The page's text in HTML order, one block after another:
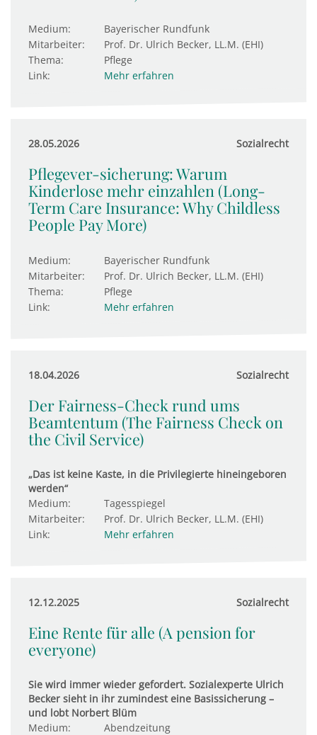
Medium:
Bayerischer Rundfunk
Mitarbeiter:
Prof. Dr. Ulrich Becker, LL.M. (EHI)
Thema:
Pflege
Link:
Mehr erfahren
28.05.2026 Sozialrecht
Pflegever-sicherung: Warum
Kinderlose mehr einzahlen (Long-
Term Care Insurance: Why Childless
People Pay More)
Medium:
Bayerischer Rundfunk
Mitarbeiter:
Prof. Dr. Ulrich Becker, LL.M. (EHI)
Thema:
Pflege
Link:
Mehr erfahren
18.04.2026 Sozialrecht
Der Fairness-Check rund ums
Beamtentum (The Fairness Check on
the Civil Service)
„Das ist keine Kaste, in die Privilegierte hineingeboren
werden“
Medium:
Tagesspiegel
Mitarbeiter:
Prof. Dr. Ulrich Becker, LL.M. (EHI)
Link:
Mehr erfahren
12.12.2025 Sozialrecht
Eine Rente für alle (A pension for
everyone)
Sie wird immer wieder gefordert. Sozialexperte Ulrich
Becker sieht in ihr zumindest eine Basissicherung –
und lobt Norbert Blüm
Medium:
Abendzeitung